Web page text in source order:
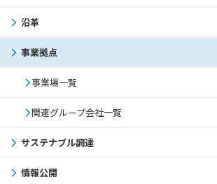
沿革
事業拠点
事業場一覧
関連グループ会社一覧
サステナブル調達
情報公開